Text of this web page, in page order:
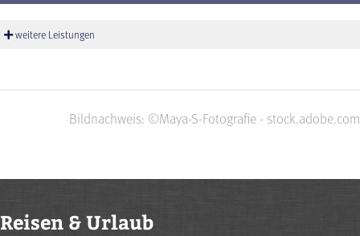
weitere Leistungen
Bildnachweis: ©Maya-S-Fotografie - stock.adobe.com
Reisen & Urlaub